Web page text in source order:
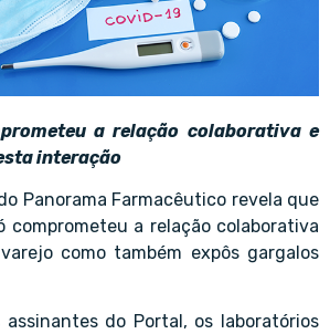
arelação colaborativae
interação
Panorama Farmacêutico revela que
comprometeu a relação colaborativa
como também expôs gargalos
assinantes do Portal, os laboratórios